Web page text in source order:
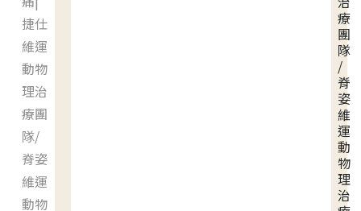
捷仕
維運
動物
理治
療團
隊/
脊姿
維運
動物
療
團
隊
/
脊
姿
維
運
動
物
理
治